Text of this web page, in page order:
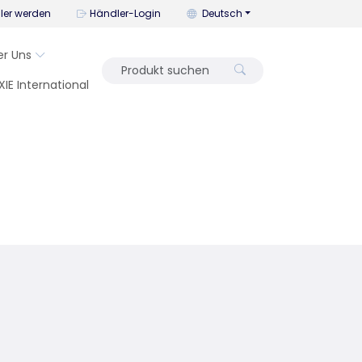
werden Händler-Login Mit diesem Menü können Sie
Deutsch
Uns
International